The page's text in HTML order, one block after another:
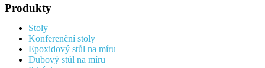
Produkty
Stoly
Konferenční stoly
Epoxidový stůl na míru
Dubový stůl na míru